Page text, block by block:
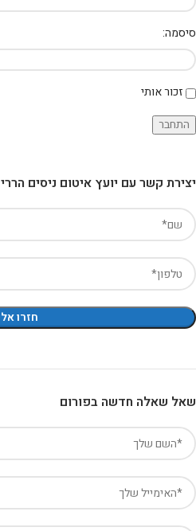
סיסמה:
זכור אותי
התחבר
יצירת קשר עם יועץ איטום ניסים הררי
שאל שאלה חדשה בפורום